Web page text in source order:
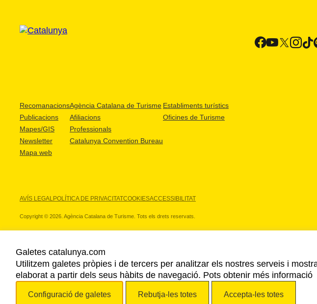
Recomanacions
Publicacions
Mapes/GIS
Newsletter
Mapa web
Agència Catalana de Turisme
Afiliacions
Professionals
Catalunya Convention Bureau
Establiments turístics
Oficines de Turisme
AVÍS LEGALPOLÍTICA DE PRIVACITATCOOKIESACCESSIBILITAT
Copyright © 2026. Agència Catalana de Turisme. Tots els drets reservats.
ELS NOSTRES PARTNERS
Galetes catalunya.com
Utilitzem galetes pròpies i de tercers per analitzar els nostres serveis i
elaborat a partir dels seus hàbits de navegació. Pots obtenir més informació
Configuració de galetes Rebutja-les totes Accepta-les totes